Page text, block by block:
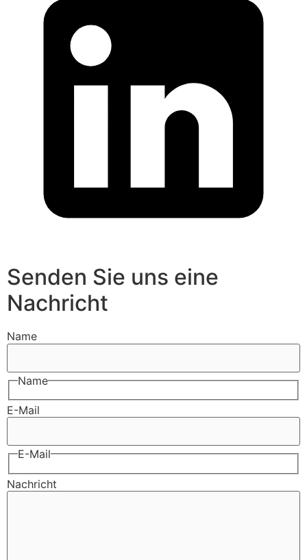
Senden Sie uns eine
Nachricht
Name
Name
E-Mail
E-Mail
Nachricht